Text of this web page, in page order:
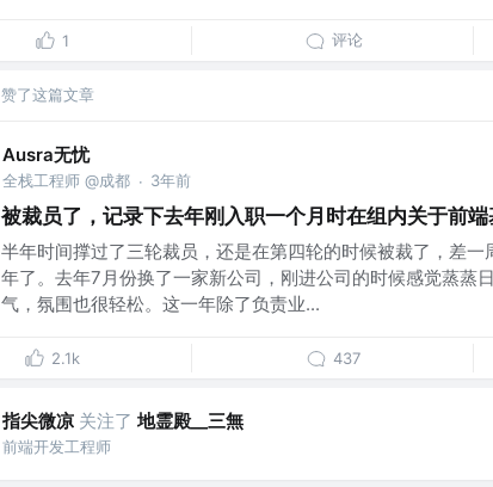
1 评论
赞了这篇文章
Ausra无忧
全栈工程师 @成都 · 3年前
被裁员了，记录下去年刚入职一个月时在组内关于前
半年时间撑过了三轮裁员，还是在第四轮的时候被裁了，差一
年了。去年7月份换了一家新公司，刚进公司的时候感觉蒸蒸
气，氛围也很轻松。这一年除了负责业...
2.1k 437
指尖微凉 关注了 地霊殿__三無
前端开发工程师